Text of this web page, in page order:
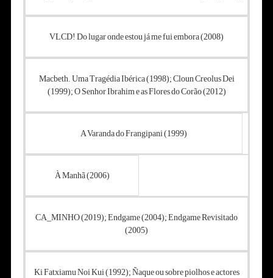
VLCD! Do lugar onde estou já me fui embora (2008)
Macbeth. Uma Tragédia Ibérica (1998); Cloun Creolus Dei
(1999); O Senhor Ibrahim e as Flores do Corão (2012)
A Varanda do Frangipani (1999)
À Manhã (2006)
CA_MINHO (2019); Endgame (2004); Endgame Revisitado
(2005)
Ki Fatxiamu Noi Kui (1992); Ñaque ou sobre piolhos e actores